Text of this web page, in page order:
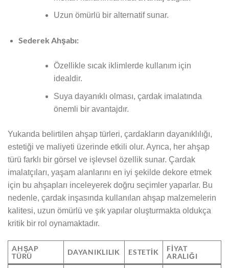
Uzun ömürlü bir alternatif sunar.
Sederek Ahşabı:
Özellikle sıcak iklimlerde kullanım için
idealdir.
Suya dayanıklı olması, çardak imalatında
önemli bir avantajdır.
Yukarıda belirtilen ahşap türleri, çardakların dayanıklılığı,
estetiği ve maliyeti üzerinde etkili olur. Ayrıca, her ahşap
türü farklı bir görsel ve işlevsel özellik sunar. Çardak
imalatçıları, yaşam alanlarını en iyi şekilde dekore etmek
için bu ahşapları inceleyerek doğru seçimler yaparlar. Bu
nedenle, çardak inşasında kullanılan ahşap malzemelerin
kalitesi, uzun ömürlü ve şık yapılar oluşturmakta oldukça
kritik bir rol oynamaktadır.
AHŞAP
TÜRÜ
DAYANIKLILIK ESTETIK
FIYAT
ARALIĞI